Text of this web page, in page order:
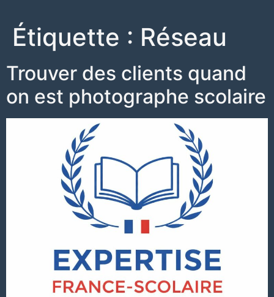
Étiquette : Réseau
Trouver des clients quand
on est photographe scolaire